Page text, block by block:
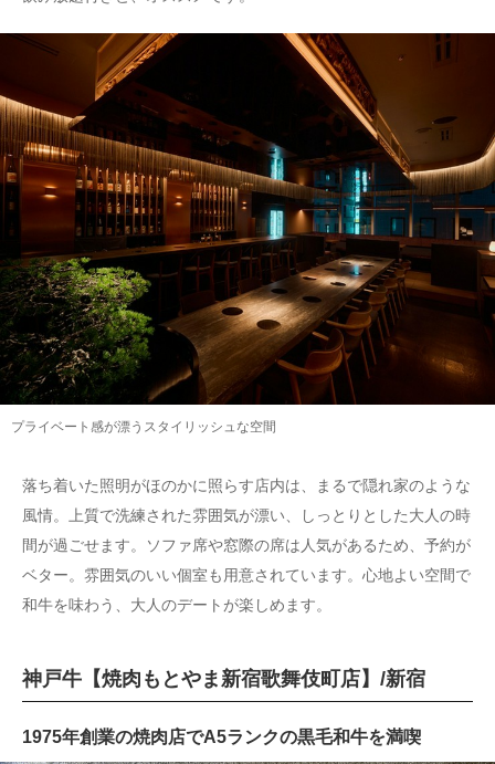
プライベート感が漂うスタイリッシュな空間
落ち着いた照明がほのかに照らす店内は、まるで隠れ家のような
風情。上質で洗練された雰囲気が漂い、しっとりとした大人の時
間が過ごせます。ソファ席や窓際の席は人気があるため、予約が
ベター。雰囲気のいい個室も用意されています。心地よい空間で
和牛を味わう、大人のデートが楽しめます。
神戸牛【焼肉もとやま新宿歌舞伎町店】/新宿
1975年創業の焼肉店でA5ランクの黒毛和牛を満喫